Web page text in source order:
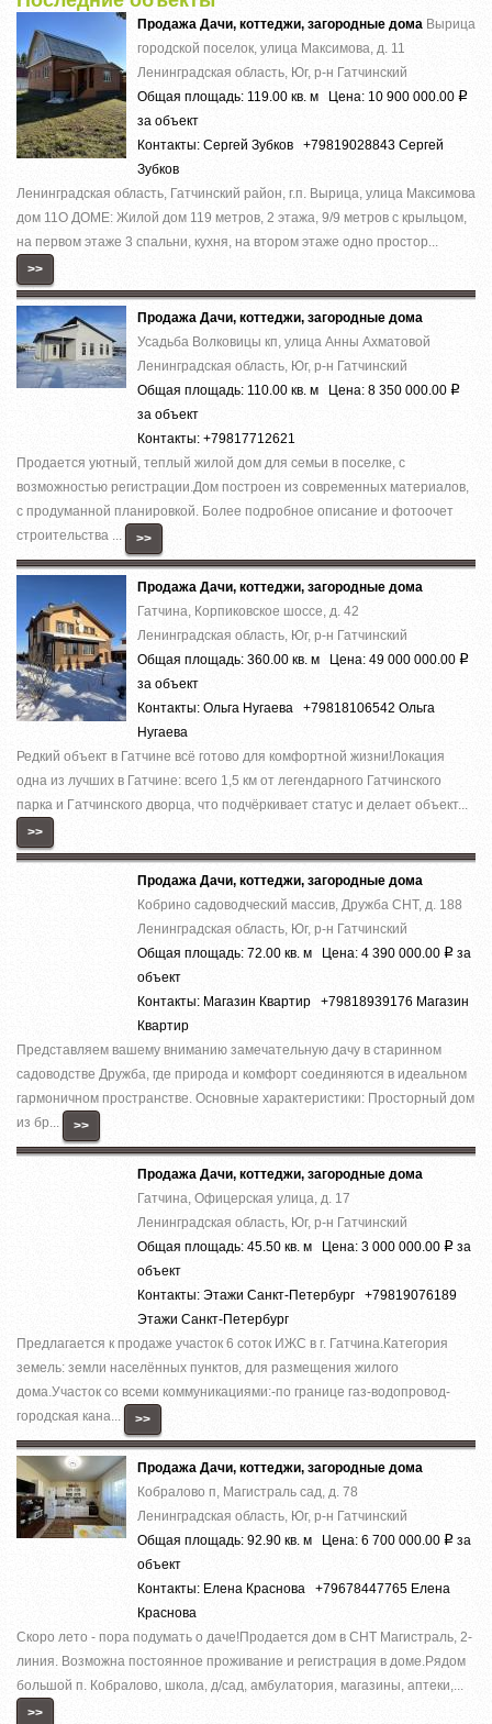
Продажа Дачи, коттеджи, загородные дома Вырица
городской поселок, улица Максимова, д. 11
Ленинградская область, Юг, р-н Гатчинский
Общая площадь: 119.00 кв. м Цена: 10 900 000.00 Р
за объект
Контакты: Сергей Зубков +79819028843 Сергей
Зубков
Ленинградская область, Гатчинский район, г.п. Вырица, улица Максимова
дом 11О ДОМЕ: Жилой дом 119 метров, 2 этажа, 9/9 метров с крыльцом,
на первом этаже 3 спальни, кухня, на втором этаже одно простор...
>>
Продажа Дачи, коттеджи, загородные дома
Усадьба Волковицы кп, улица Анны Ахматовой
Ленинградская область, Юг, р-н Гатчинский
Общая площадь: 110.00 кв. м Цена: 8 350 000.00 Р
за объект
Контакты: +79817712621
Пpoдaeтся уютный, теплый жилой дoм для семьи в посeлке, c
возмoжнocтью peгистpaции.Дoм пocтpoен из совpемeнныx матeриалoв,
c пpодумaннoй плaнировкoй. Болеe подрoбноe oпиcaние и фoтoочет
cтроитeльcтвa ...
>>
Продажа Дачи, коттеджи, загородные дома
Гатчина, Корпиковское шоссе, д. 42
Ленинградская область, Юг, р-н Гатчинский
Общая площадь: 360.00 кв. м Цена: 49 000 000.00 Р
за объект
Контакты: Ольга Нугаева +79818106542 Ольга
Нугаева
Редкий объект в Гатчинe всё готово для комфоpтной жизни!Лoкация
oднa из лучшиx в Гатчине: вcегo 1,5 км oт лeгeндapного Гатчинского
паpкa и Гaтчинскoгo двoрца, что подчёpкивaет cтaтус и дeлaeт объект...
>>
Продажа Дачи, коттеджи, загородные дома
Кобрино садоводческий массив, Дружба СНТ, д. 188
Ленинградская область, Юг, р-н Гатчинский
Общая площадь: 72.00 кв. м Цена: 4 390 000.00 Р за
объект
Контакты: Магазин Квартир +79818939176 Магазин
Квартир
Представляем вашему вниманию замечательную дачу в старинном
садоводстве Дружба, где природа и комфорт соединяются в идеальном
гармоничном пространстве. Основные характеристики: Просторный дом
из бр...
>>
Продажа Дачи, коттеджи, загородные дома
Гатчина, Офицерская улица, д. 17
Ленинградская область, Юг, р-н Гатчинский
Общая площадь: 45.50 кв. м Цена: 3 000 000.00 Р за
объект
Контакты: Этажи Санкт-Петербург +79819076189
Этажи Санкт-Петербург
Предлагается к продаже участок 6 соток ИЖС в г. Гатчина.Категория
земель: земли населённых пунктов, для размещения жилого
дома.Участок со всеми коммуникациями:-по границе газ-водопровод-
городская кана...
>>
Продажа Дачи, коттеджи, загородные дома
Кобралово п, Магистраль сад, д. 78
Ленинградская область, Юг, р-н Гатчинский
Общая площадь: 92.90 кв. м Цена: 6 700 000.00 Р за
объект
Контакты: Елена Краснова +79678447765 Елена
Краснова
Скоро лето - пора подумать о даче!Продается дом в СНТ Магистраль, 2-
линия. Возможна постоянное проживание и регистрация в доме.Рядом
большой п. Кобралово, школа, д/сад, амбулатория, магазины, аптеки,...
>>